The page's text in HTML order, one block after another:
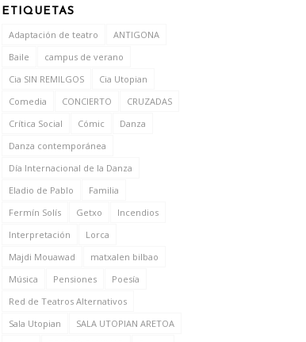
ETIQUETAS
Adaptación de teatro
ANTIGONA
Baile
campus de verano
Cia SIN REMILGOS
Cia Utopian
Comedia
CONCIERTO
CRUZADAS
Crítica Social
Cómic
Danza
Danza contemporánea
Día Internacional de la Danza
Eladio de Pablo
Familia
Fermín Solís
Getxo
Incendios
Interpretación
Lorca
Majdi Mouawad
matxalen bilbao
Música
Pensiones
Poesía
Red de Teatros Alternativos
Sala Utopian
SALA UTOPIAN ARETOA